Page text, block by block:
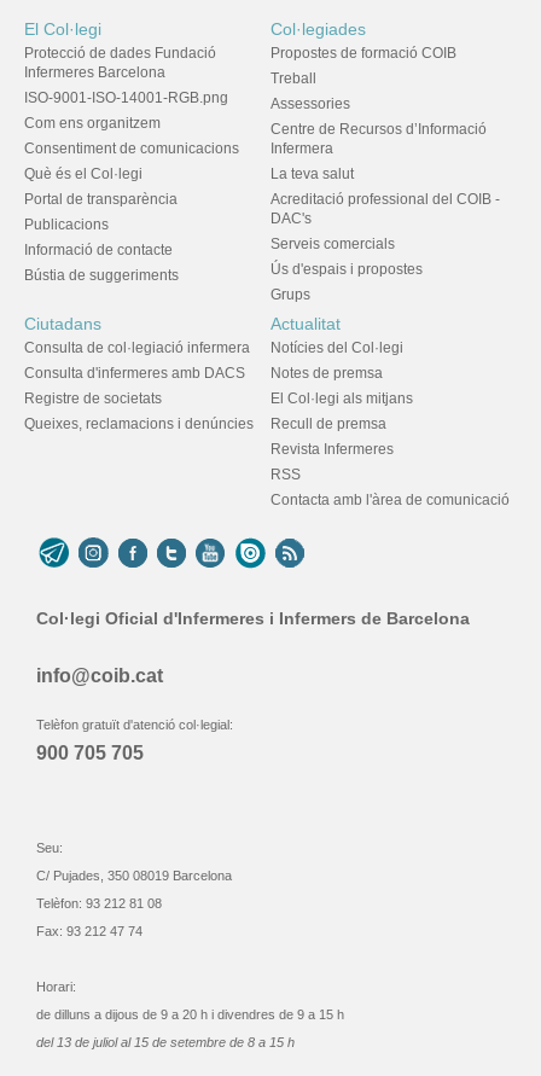
El Col·legi
Protecció de dades Fundació
Infermeres Barcelona
ISO-9001-ISO-14001-RGB.png
Com ens organitzem
Consentiment de comunicacions
Què és el Col·legi
Portal de transparència
Publicacions
Informació de contacte
Bústia de suggeriments
Col·legiades
Propostes de formació COIB
Treball
Assessories
Centre de Recursos d’Informació
Infermera
La teva salut
Acreditació professional del COIB -
DAC's
Serveis comercials
Ús d'espais i propostes
Grups
Ciutadans
Consulta de col·legiació infermera
Consulta d'infermeres amb DACS
Registre de societats
Queixes, reclamacions i denúncies
Actualitat
Notícies del Col·legi
Notes de premsa
El Col·legi als mitjans
Recull de premsa
Revista Infermeres
RSS
Contacta amb l'àrea de comunicació
Col·legi Oficial d'Infermeres i Infermers de Barcelona
info@coib.cat
Telèfon gratuït d'atenció col·legial:
900 705 705
Seu:
C/ Pujades, 350 08019 Barcelona
Telèfon: 93 212 81 08
Fax: 93 212 47 74
Horari:
de dilluns a dijous de 9 a 20 h i divendres de 9 a 15 h
del 13 de juliol al 15 de setembre de 8 a 15 h